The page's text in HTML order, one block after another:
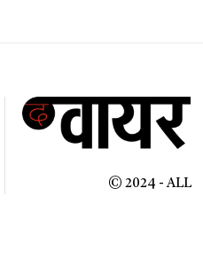
© 2024 - ALL